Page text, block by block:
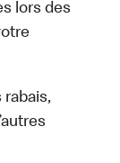
lors des
rabais,